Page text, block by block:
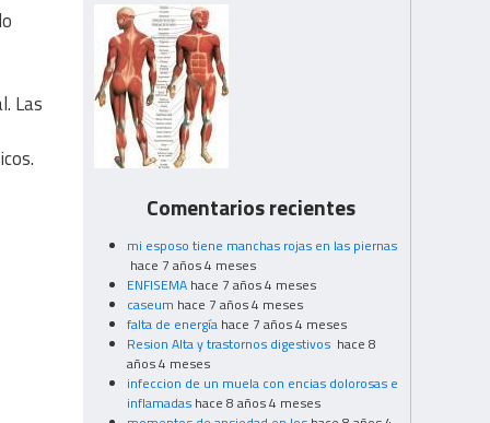
Las
Comentarios recientes
mi esposo tiene manchas rojas en las piernas
hace 7 años 4 meses
ENFISEMA hace 7 años 4 meses
caseum hace 7 años 4 meses
falta de energía hace 7 años 4 meses
Resion Alta y trastornos digestivos hace 8
años 4 meses
infeccion de un muela con encias dolorosas e
inflamadas hace 8 años 4 meses